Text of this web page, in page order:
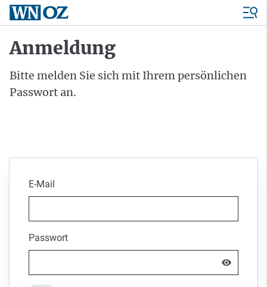
Anmeldung
Bitte melden Sie sich mit Ihrem persönlichen
Passwort an.
E-Mail
Passwort